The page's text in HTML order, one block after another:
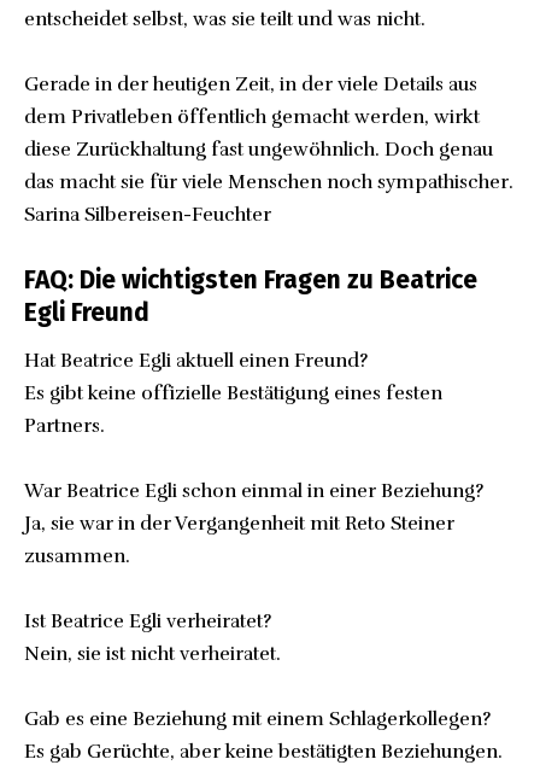
entscheidet selbst, was sie teilt und was nicht.
Gerade in der heutigen Zeit, in der viele Details aus
dem Privatleben öffentlich gemacht werden, wirkt
diese Zurückhaltung fast ungewöhnlich. Doch genau
das macht sie für viele Menschen noch sympathischer.
Sarina Silbereisen-Feuchter
FAQ: Die wichtigsten Fragen zu Beatrice
Egli Freund
Hat Beatrice Egli aktuell einen Freund?
Es gibt keine offizielle Bestätigung eines festen
Partners.
War Beatrice Egli schon einmal in einer Beziehung?
Ja, sie war in der Vergangenheit mit Reto Steiner
zusammen.
Ist Beatrice Egli verheiratet?
Nein, sie ist nicht verheiratet.
Gab es eine Beziehung mit einem Schlagerkollegen?
Es gab Gerüchte, aber keine bestätigten Beziehungen.